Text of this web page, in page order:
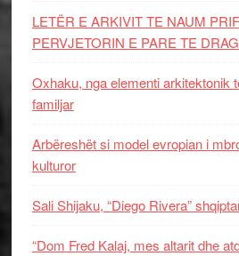
LETËR E ARKIVIT TE NAUM
PERVJETORIN E PARE TE
Oxhaku, nga elementi arkitektonik
familjar
Arbëreshët si model evropian i
kulturor
Sali Shijaku, “Diego Rivera”
“Dom Fred Kalaj, mes altarit dhe